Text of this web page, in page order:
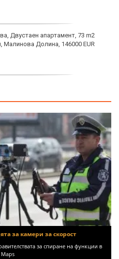
Двустаен апартамент, 73 m2
Малинова Долина, 146000 EUR
за камери за скорост
за спиране на функции в